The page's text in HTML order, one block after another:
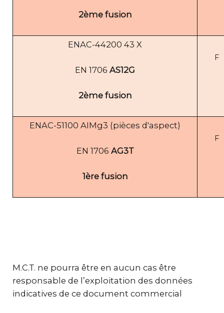
2ème fusion
ENAC-44200 43 X
EN 1706 AS12G
2ème fusion
F
ENAC-51100 AIMg3 (pièces d'aspect)
EN 1706 AG3T
1ère fusion
F
M.C.T. ne pourra être en aucun cas être
responsable de l’exploitation des données
indicatives de ce document commercial